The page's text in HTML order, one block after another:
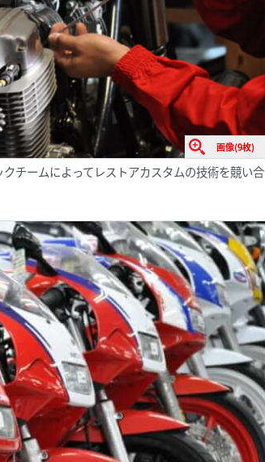
画像(9枚)
チームによってレストアカスタムの技術を競い合